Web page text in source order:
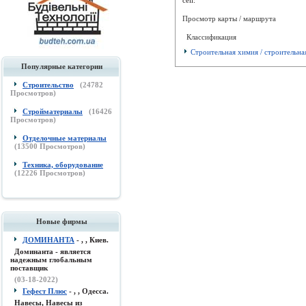
Популярные категории
Строительство (24782
Просмотров)
Стройматериалы (16426
Просмотров)
Отделочные материалы
(13500 Просмотров)
Техника, оборудование
(12226 Просмотров)
Новые фирмы
ДОМИНАНТА - , , Киев.
Доминанта - является
надежным глобальным
поставщик
(03-18-2022)
Гефест Плюс - , , Одесса.
Навесы, Навесы из
Просмотр карты / маршрута
Классификация
Строительная химия /